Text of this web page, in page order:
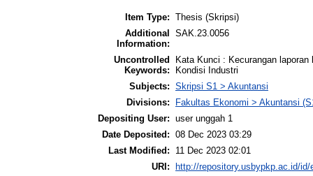
Item Type: Thesis (Skripsi)
Additional
Information:
SAK.23.0056
Uncontrolled
Keywords:
Kata Kunci : Kecurangan
Kondisi Industri
Subjects: Skripsi S1 > Akuntansi
Divisions:
Fakultas Ekonomi > Akuntansi
Depositing User: user unggah 1
Date Deposited: 08 Dec 2023 03:29
Last Modified:
11 Dec 2023 02:01
URI:
http://repository.usbypkp.ac.id/id/